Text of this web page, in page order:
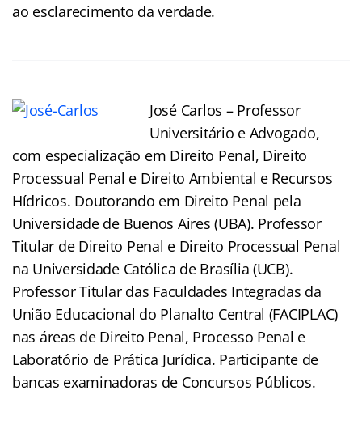
ao esclarecimento da verdade.
José Carlos – Professor
Universitário e Advogado,
com especialização em Direito Penal, Direito
Processual Penal e Direito Ambiental e Recursos
Hídricos. Doutorando em Direito Penal pela
Universidade de Buenos Aires (UBA). Professor
Titular de Direito Penal e Direito Processual Penal
na Universidade Católica de Brasília (UCB).
Professor Titular das Faculdades Integradas da
União Educacional do Planalto Central (FACIPLAC)
nas áreas de Direito Penal, Processo Penal e
Laboratório de Prática Jurídica. Participante de
bancas examinadoras de Concursos Públicos.